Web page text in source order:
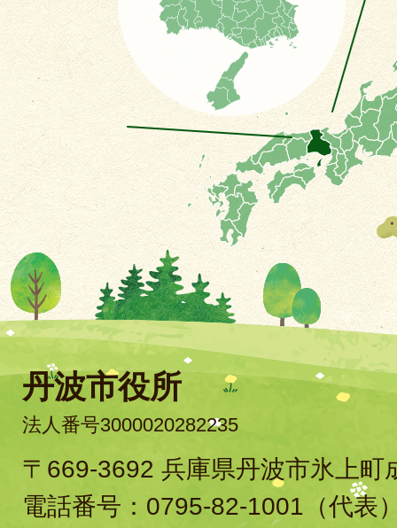
丹波市役所
法人番号3000020282235
〒669-3692 兵庫県丹波市氷上町
電話番号： 0795-82-1001 （代表